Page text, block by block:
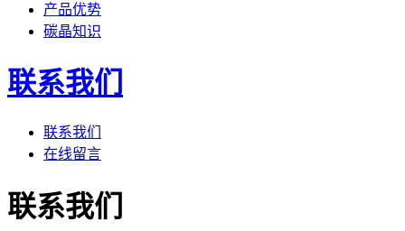
产品优势
碳晶知识
联系我们
联系我们
在线留言
联系我们